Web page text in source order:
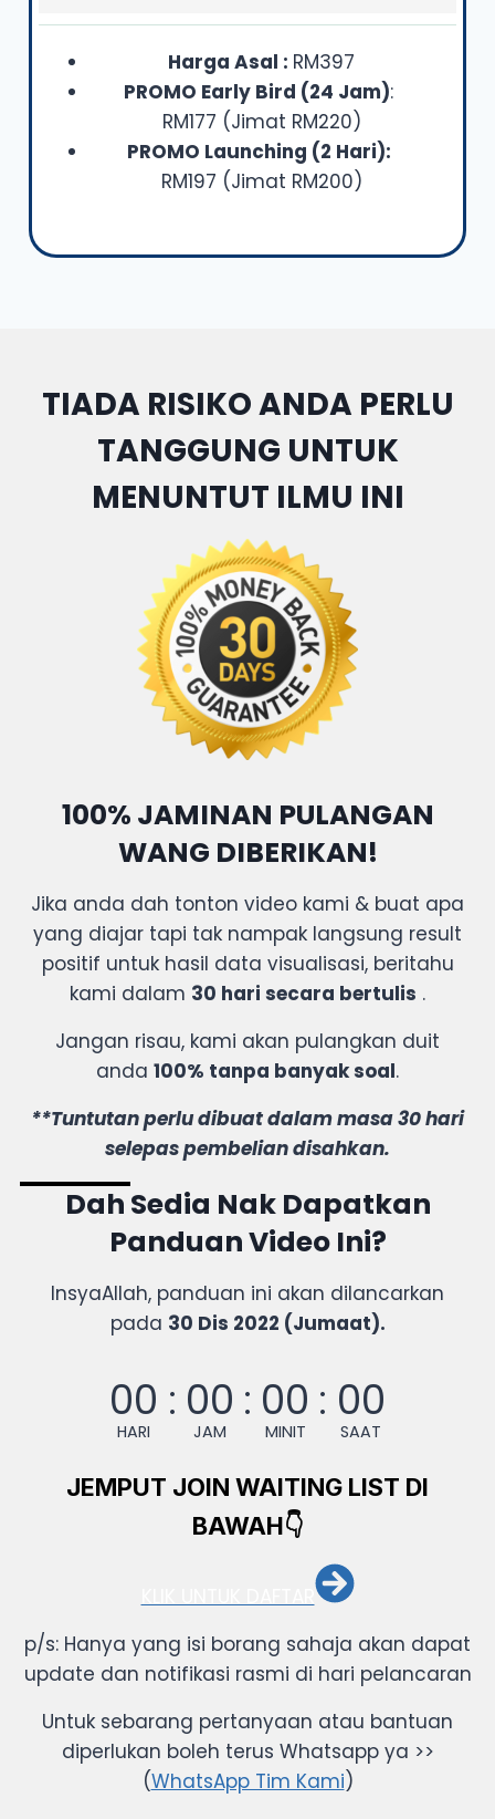
Harga Asal : RM397
PROMO Early Bird (24 Jam):
RM177 (Jimat RM220)
PROMO Launching (2 Hari):
RM197 (Jimat RM200)
TIADA RISIKO ANDA PERLU
TANGGUNG UNTUK
MENUNTUT ILMU INI
100% JAMINAN PULANGAN
WANG DIBERIKAN!
Jika anda dah tonton video kami & buat apa
yang diajar tapi tak nampak langsung result
positif untuk hasil data visualisasi, beritahu
kami dalam 30 hari secara bertulis .
Jangan risau, kami akan pulangkan duit
anda 100% tanpa banyak soal.
**Tuntutan perlu dibuat dalam masa 30 hari
selepas pembelian disahkan.
Dah Sedia Nak Dapatkan
Panduan Video Ini?
InsyaAllah, panduan ini akan dilancarkan
pada 30 Dis 2022 (Jumaat).
00
HARI
: 00
JAM
: 00
MINIT
: 00
SAAT
JEMPUT JOIN WAITING LIST DI
BAWAH👇
p/s: Hanya yang isi borang sahaja akan dapat
update dan notifikasi rasmi di hari pelancaran
Untuk sebarang pertanyaan atau bantuan
diperlukan boleh terus Whatsapp ya >>
(WhatsApp Tim Kami)